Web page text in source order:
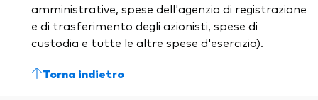
amministrative, spese dell'agenzia di registrazione
e di trasferimento degli azionisti, spese di
custodia e tutte le altre spese d'esercizio).
Torna indietro